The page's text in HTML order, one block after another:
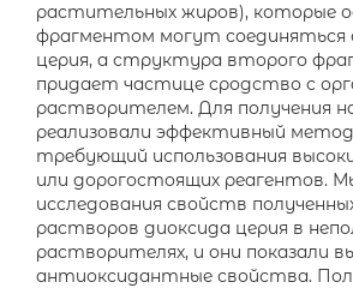
растительных жиров), которые
фрагментом могут соединяться
церия, а структура второго
придает частице сродство с
растворителем. Для получения
реализовали эффективный
требующий использования
или дорогостоящих реагентов.
исследования свойств
растворов диоксида церия в
растворителях, и они показали
антиоксидантные свойства.